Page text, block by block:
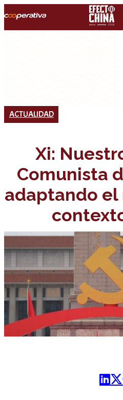
ACTUALIDAD
Xi:
Comunista
adaptando el